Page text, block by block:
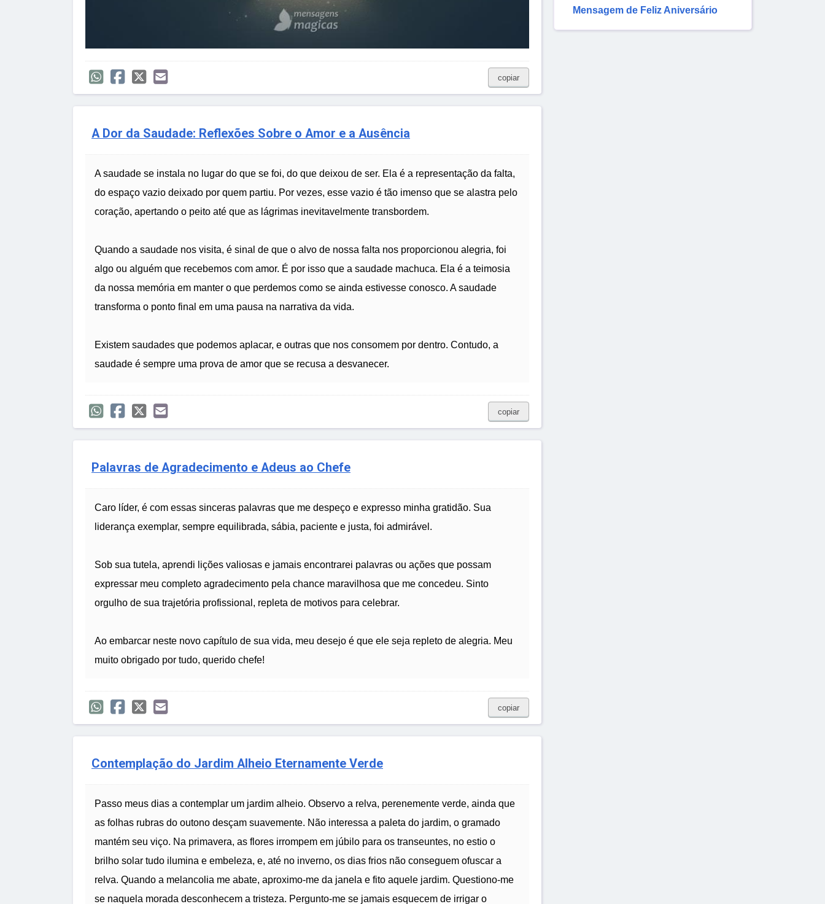
copiar
A Dor da Saudade: Reflexões Sobre o Amor e a Ausência
A saudade se instala no lugar do que se foi, do que deixou de ser. Ela é a representação da falta,
do espaço vazio deixado por quem partiu. Por vezes, esse vazio é tão imenso que se alastra pelo
coração, apertando o peito até que as lágrimas inevitavelmente transbordem.
Quando a saudade nos visita, é sinal de que o alvo de nossa falta nos proporcionou alegria, foi
algo ou alguém que recebemos com amor. É por isso que a saudade machuca. Ela é a teimosia
da nossa memória em manter o que perdemos como se ainda estivesse conosco. A saudade
transforma o ponto final em uma pausa na narrativa da vida.
Existem saudades que podemos aplacar, e outras que nos consomem por dentro. Contudo, a
saudade é sempre uma prova de amor que se recusa a desvanecer.
copiar
Palavras de Agradecimento e Adeus ao Chefe
Caro líder, é com essas sinceras palavras que me despeço e expresso minha gratidão. Sua
liderança exemplar, sempre equilibrada, sábia, paciente e justa, foi admirável.
Sob sua tutela, aprendi lições valiosas e jamais encontrarei palavras ou ações que possam
expressar meu completo agradecimento pela chance maravilhosa que me concedeu. Sinto
orgulho de sua trajetória profissional, repleta de motivos para celebrar.
Ao embarcar neste novo capítulo de sua vida, meu desejo é que ele seja repleto de alegria. Meu
muito obrigado por tudo, querido chefe!
copiar
Contemplação do Jardim Alheio Eternamente Verde
Passo meus dias a contemplar um jardim alheio. Observo a relva, perenemente verde, ainda que
as folhas rubras do outono desçam suavemente. Não interessa a paleta do jardim, o gramado
mantém seu viço. Na primavera, as flores irrompem em júbilo para os transeuntes, no estio o
brilho solar tudo ilumina e embeleza, e, até no inverno, os dias frios não conseguem ofuscar a
relva. Quando a melancolia me abate, aproximo-me da janela e fito aquele jardim. Questiono-me
se naquela morada desconhecem a tristeza. Pergunto-me se jamais esquecem de irrigar o
Mensagem de Feliz Aniversário